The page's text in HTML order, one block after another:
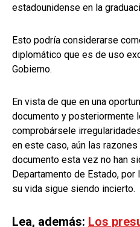
estadounidense en la
Esto podría considerarse
diplomático que es de uso
Gobierno.
En vista de que en una
documento y posteriormente
comprobársele
en este caso, aún las
documento esta vez no han
Departamento de Estado,
su vida sigue siendo incierto.
Lea, además: Los